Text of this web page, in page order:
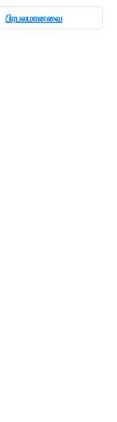
பிரபலமானவை